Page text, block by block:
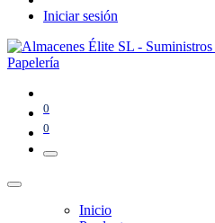
Iniciar sesión
0
0
Inicio